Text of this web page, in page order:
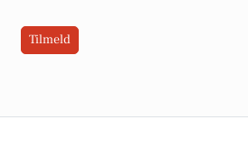
Tilmeld